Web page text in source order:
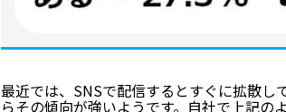
最近では、SNSで配信するとすぐに拡散し
らその傾向が強いようです。自社で上記の